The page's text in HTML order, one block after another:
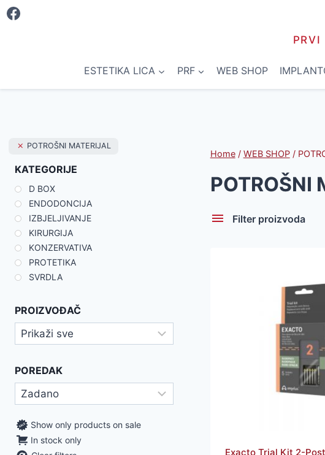
Skip
PRVI
ESTETIKA LICA PRF WEB SHOP
Home / WEB SHOP /
POTROŠNI
Filter proizvoda
Exacto Trial Kit 2-
POTROŠNI MATERIJAL
KATEGORIJE
D BOX
ENDODONCIJA
IZBJELJIVANJE
KIRURGIJA
KONZERVATIVA
PROTETIKA
SVRDLA
PROIZVOĐAČ
POREDAK
Show only products on sale
In stock only